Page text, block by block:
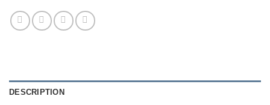
DESCRIPTION